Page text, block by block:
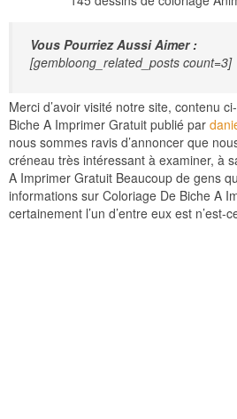
Vous Pourriez Aussi Aimer :
[gembloong_related_posts count=3]
Merci d’avoir visité notre site, contenu
Biche A Imprimer Gratuit publié par
nous sommes ravis d’annoncer que
créneau très intéressant à examiner, à
A Imprimer Gratuit Beaucoup de gens
informations sur Coloriage De Biche A
certainement l’un d’entre eux est n’est-